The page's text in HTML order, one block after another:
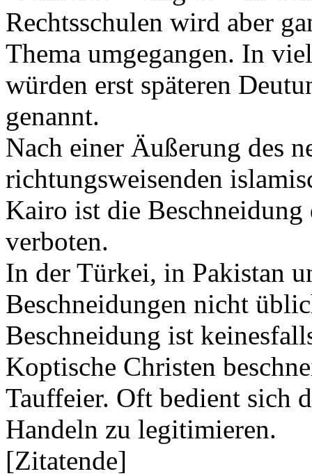
Rechtsschulen wird aber
Thema umgegangen. In
würden erst späteren
genannt.
Nach einer Äußerung des
richtungsweisenden
Kairo ist die
verboten.
In der Türkei, in Pakistan
Beschneidungen nicht
Beschneidung ist
Koptische Christen
Tauffeier. Oft bedient sich
Handeln zu legitimieren.
[Zitatende]